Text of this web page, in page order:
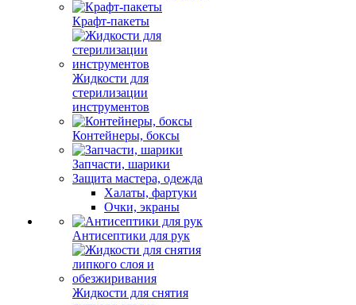
Крафт-пакеты
Жидкости для
стерилизации
инструментов
Контейнеры, боксы
Запчасти, шарики
Защита мастера, одежда
Халаты, фартуки
Очки, экраны
Антисептики для рук
Жидкости для снятия